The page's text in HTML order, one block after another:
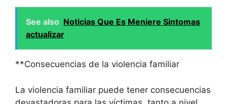
See also Noticias Que Es Meniere Sintomas
actualizar
**Consecuencias de la violencia familiar
La violencia familiar puede tener consecuencias